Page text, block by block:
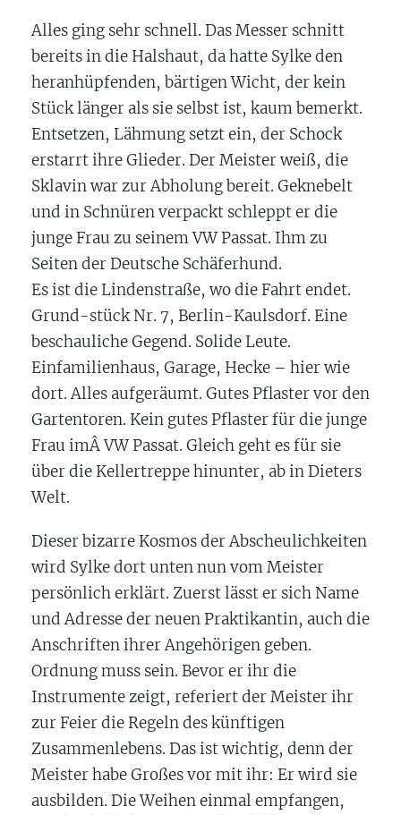
Alles ging sehr schnell. Das Messer schnitt
bereits in die Halshaut, da hatte Sylke den
heranhüpfenden, bärtigen Wicht, der kein
Stück länger als sie selbst ist, kaum bemerkt.
Entsetzen, Lähmung setzt ein, der Schock
erstarrt ihre Glieder. Der Meister weiß, die
Sklavin war zur Abholung bereit. Geknebelt
und in Schnüren verpackt schleppt er die
junge Frau zu seinem VW Passat. Ihm zu
Seiten der Deutsche Schäferhund.
Es ist die Lindenstraße, wo die Fahrt endet.
Grund-stück Nr. 7, Berlin-Kaulsdorf. Eine
beschauliche Gegend. Solide Leute.
Einfamilienhaus, Garage, Hecke – hier wie
dort. Alles aufgeräumt. Gutes Pflaster vor den
Gartentoren. Kein gutes Pflaster für die junge
Frau imÂ VW Passat. Gleich geht es für sie
über die Kellertreppe hinunter, ab in Dieters
Welt.
Dieser bizarre Kosmos der Abscheulichkeiten
wird Sylke dort unten nun vom Meister
persönlich erklärt. Zuerst lässt er sich Name
und Adresse der neuen Praktikantin, auch die
Anschriften ihrer Angehörigen geben.
Ordnung muss sein. Bevor er ihr die
Instrumente zeigt, referiert der Meister ihr
zur Feier die Regeln des künftigen
Zusammenlebens. Das ist wichtig, denn der
Meister habe Großes vor mit ihr: Er wird sie
ausbilden. Die Weihen einmal empfangen,